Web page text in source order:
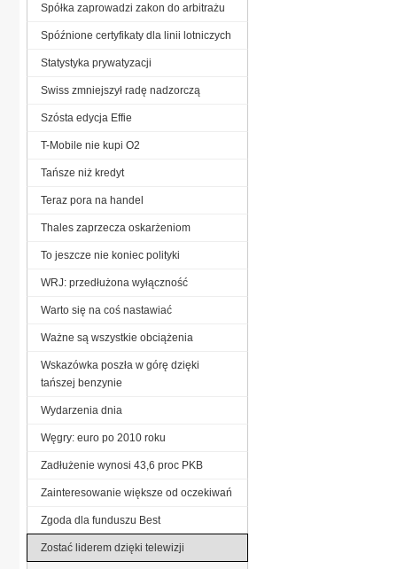
Spółka zaprowadzi zakon do arbitrażu
Spóźnione certyfikaty dla linii lotniczych
Statystyka prywatyzacji
Swiss zmniejszył radę nadzorczą
Szósta edycja Effie
T-Mobile nie kupi O2
Tańsze niż kredyt
Teraz pora na handel
Thales zaprzecza oskarżeniom
To jeszcze nie koniec polityki
WRJ: przedłużona wyłączność
Warto się na coś nastawiać
Ważne są wszystkie obciążenia
Wskazówka poszła w górę dzięki
tańszej benzynie
Wydarzenia dnia
Węgry: euro po 2010 roku
Zadłużenie wynosi 43,6 proc PKB
Zainteresowanie większe od oczekiwań
Zgoda dla funduszu Best
Zostać liderem dzięki telewizji